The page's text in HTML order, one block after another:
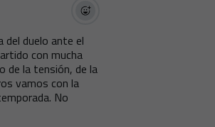
del duelo ante el
con mucha
de la tensión, de la
vamos con la
No